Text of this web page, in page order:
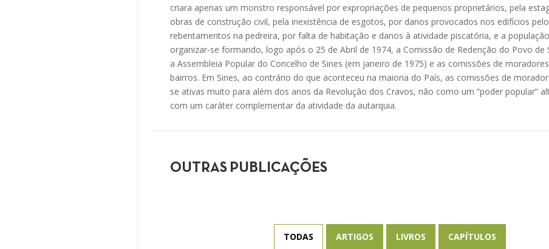
criara apenas um monstro responsável por expropriações de pequenos proprietários, pela
obras de construção civil, pela inexistência de esgotos, por danos provocados nos edifícios
rebentamentos na pedreira, por falta de habitação e danos à atividade piscatória, e a
organizar-se formando, logo após o 25 de Abril de 1974, a Comissão de Redenção do Povo de
a Assembleia Popular do Concelho de Sines (em janeiro de 1975) e as comissões de
bairros. Em Sines, ao contrário do que aconteceu na maioria do País, as comissões de
se ativas muito para além dos anos da Revolução dos Cravos, não como um “poder popular”
com um caráter complementar da atividade da autarquia.
OUTRAS PUBLICAÇÕES
TODAS ARTIGOS LIVROS CAPÍTULOS